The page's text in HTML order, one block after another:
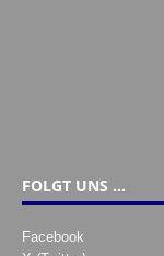
FOLGT UNS …
Facebook